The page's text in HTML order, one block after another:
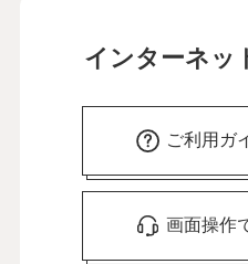
インターネッ
ご利用ガ
画面操作